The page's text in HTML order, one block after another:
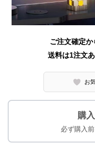
ご注文確定
送料は1注文
お
購
必ず購入